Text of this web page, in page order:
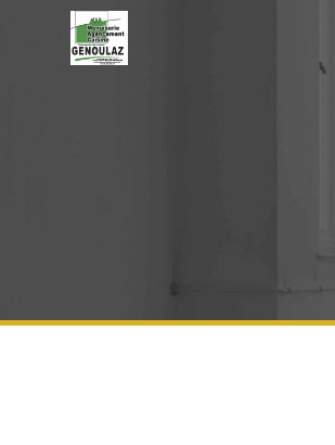
Panneau de gestion des cookies